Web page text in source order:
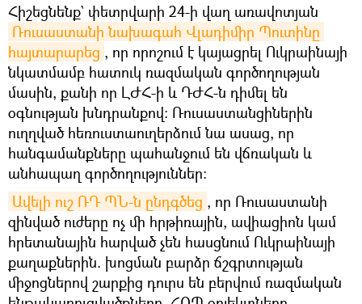
Հիշեցնենք` փետրվարի 24-ի վաղ առավոտյան
Ռուսաստանի նախագահ Վլադիմիր Պուտինը
հայտարարեց , որ որոշում է կայացրել Ուկրաինայի
նկատմամբ հատուկ ռազմական գործողության
մասին, քանի որ ԼԺՀ-ի և ԴԺՀ-ն դիմել են
օգնության խնդրանքով։ Ռուսաստանցիներին
ուղղված հեռուստաուղերձում նա ասաց, որ
հանգամանքները պահանջում են վճռական և
անհապաղ գործողություններ։
Ավելի ուշ ՌԴ ՊՆ-ն ընդգծեց , որ Ռուսաստանի
զինված ուժերը ոչ մի հրթիռային, ավիացիոն կամ
հրետանային հարված չեն հասցնում Ուկրաինայի
քաղաքներին. խոցման բարձր ճշգրտության
միջոցներով շարքից դուրս են բերվում ռազմական